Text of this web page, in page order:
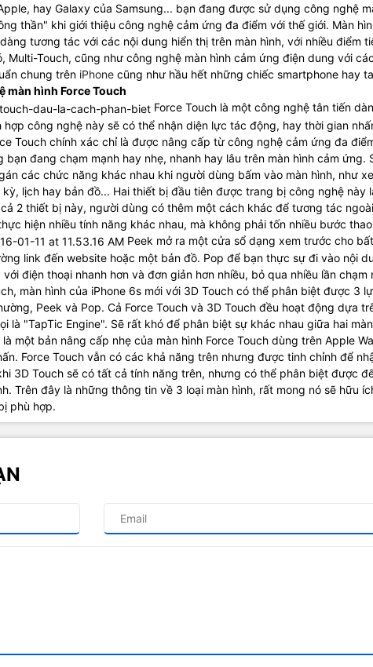
hay Galaxy của Samsung... bạn đang được sử dụng công nghệ
thần" khi giới thiệu công nghệ cảm ứng đa điểm với thế giới. Màn
tương tác với các nội dung hiển thị trên màn hình, với nhiều điểm
Multi-Touch, cũng như công nghệ màn hình cảm ứng điện dung với
chung trên iPhone cũng như hầu hết những chiếc smartphone hay
màn hình Force Touch
Force Touch là một công nghệ tân tiến
công nghệ này sẽ có thể nhận diện lực tác động, hay thời gian
Touch chính xác chỉ là được nâng cấp từ công nghệ cảm ứng đa
đang chạm mạnh hay nhẹ, nhanh hay lâu trên màn hình cảm ứng.
các chức năng khác nhau khi người dùng bấm vào màn hình, như
lịch hay bản đồ... Hai thiết bị đầu tiên được trang bị công nghệ này
2 thiết bị này, người dùng có thêm một cách khác để tương tác
hiện nhiều tính năng khác nhau, mà không phải tốn nhiều bước
Peek mở ra một cửa sổ dạng xem trước cho
link đến website hoặc một bản đồ. Pop để bạn thực sự đi vào nội
điện thoại nhanh hơn và đơn giản hơn nhiều, bỏ qua nhiều lần chạm
màn hình của iPhone 6s mới với 3D Touch có thể phân biệt được 3
Peek và Pop. Cả Force Touch và 3D Touch đều hoạt động dựa
là "TapTic Engine". Sẽ rất khó để phân biệt sự khác nhau giữa hai
một bản nâng cấp nhẹ của màn hình Force Touch dùng trên Apple
Force Touch vẫn có các khả năng trên nhưng được tinh chỉnh để
3D Touch sẽ có tất cả tính năng trên, nhưng có thể phân biệt được
Trên đây là những thông tin về 3 loại màn hình, rất mong nó sẽ hữu
phù hợp.